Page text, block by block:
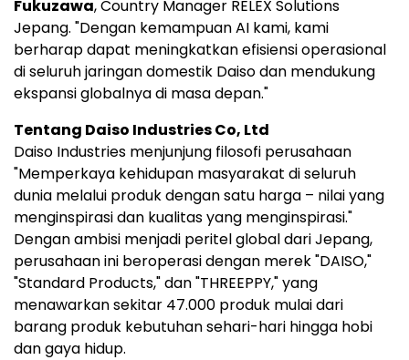
Fukuzawa, Country Manager RELEX Solutions
Jepang. "Dengan kemampuan AI kami, kami
berharap dapat meningkatkan efisiensi operasional
di seluruh jaringan domestik Daiso dan mendukung
ekspansi globalnya di masa depan."
Tentang Daiso Industries Co, Ltd
Daiso Industries menjunjung filosofi perusahaan
"Memperkaya kehidupan masyarakat di seluruh
dunia melalui produk dengan satu harga – nilai yang
menginspirasi dan kualitas yang menginspirasi."
Dengan ambisi menjadi peritel global dari Jepang,
perusahaan ini beroperasi dengan merek "DAISO,"
"Standard Products," dan "THREEPPY," yang
menawarkan sekitar 47.000 produk mulai dari
barang produk kebutuhan sehari-hari hingga hobi
dan gaya hidup.